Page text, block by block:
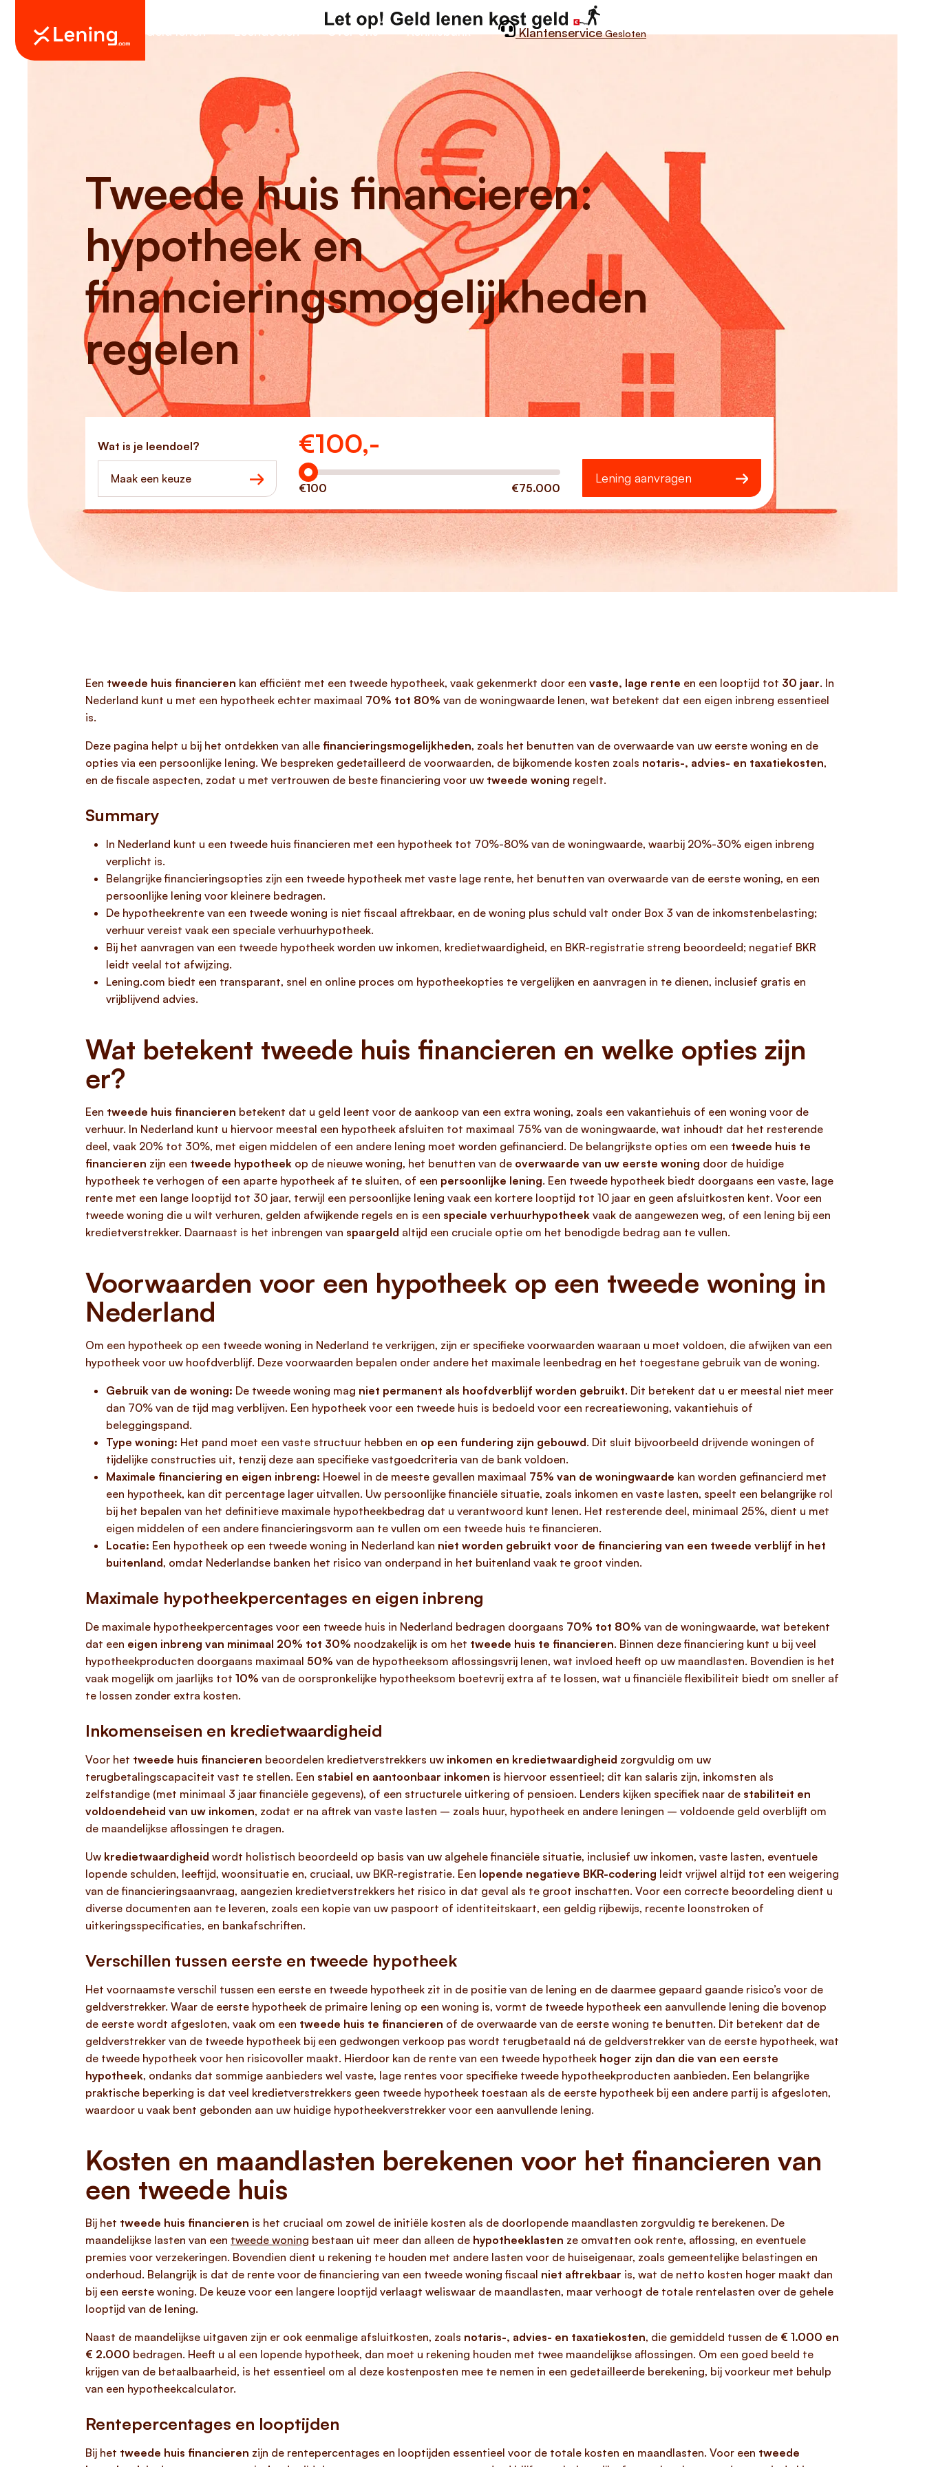
Geld lenen Leendoelen Over ons Kennisbank Klantenservice Gesloten
Tweede huis financieren:
hypotheek en
financieringsmogelijkheden
regelen
Wat is je leendoel?
Maak een keuze
€100,-
Hoeveel wilt u lenen?
€100 €75.000
Lening aanvragen
Een tweede huis financieren kan efficiënt met een tweede hypotheek, vaak gekenmerkt door een vaste, lage rente en een looptijd tot 30 jaar. In
Nederland kunt u met een hypotheek echter maximaal 70% tot 80% van de woningwaarde lenen, wat betekent dat een eigen inbreng essentieel
is.
Deze pagina helpt u bij het ontdekken van alle financieringsmogelijkheden, zoals het benutten van de overwaarde van uw eerste woning en de
opties via een persoonlijke lening. We bespreken gedetailleerd de voorwaarden, de bijkomende kosten zoals notaris-, advies- en taxatiekosten,
en de fiscale aspecten, zodat u met vertrouwen de beste financiering voor uw tweede woning regelt.
Summary
In Nederland kunt u een tweede huis financieren met een hypotheek tot 70%-80% van de woningwaarde, waarbij 20%-30% eigen inbreng
verplicht is.
Belangrijke financieringsopties zijn een tweede hypotheek met vaste lage rente, het benutten van overwaarde van de eerste woning, en een
persoonlijke lening voor kleinere bedragen.
De hypotheekrente van een tweede woning is niet fiscaal aftrekbaar, en de woning plus schuld valt onder Box 3 van de inkomstenbelasting;
verhuur vereist vaak een speciale verhuurhypotheek.
Bij het aanvragen van een tweede hypotheek worden uw inkomen, kredietwaardigheid, en BKR-registratie streng beoordeeld; negatief BKR
leidt veelal tot afwijzing.
Lening.com biedt een transparant, snel en online proces om hypotheekopties te vergelijken en aanvragen in te dienen, inclusief gratis en
vrijblijvend advies.
Wat betekent tweede huis financieren en welke opties zijn
er?
Een tweede huis financieren betekent dat u geld leent voor de aankoop van een extra woning, zoals een vakantiehuis of een woning voor de
verhuur. In Nederland kunt u hiervoor meestal een hypotheek afsluiten tot maximaal 75% van de woningwaarde, wat inhoudt dat het resterende
deel, vaak 20% tot 30%, met eigen middelen of een andere lening moet worden gefinancierd. De belangrijkste opties om een tweede huis te
financieren zijn een tweede hypotheek op de nieuwe woning, het benutten van de overwaarde van uw eerste woning door de huidige
hypotheek te verhogen of een aparte hypotheek af te sluiten, of een persoonlijke lening. Een tweede hypotheek biedt doorgaans een vaste, lage
rente met een lange looptijd tot 30 jaar, terwijl een persoonlijke lening vaak een kortere looptijd tot 10 jaar en geen afsluitkosten kent. Voor een
tweede woning die u wilt verhuren, gelden afwijkende regels en is een speciale verhuurhypotheek vaak de aangewezen weg, of een lening bij een
kredietverstrekker. Daarnaast is het inbrengen van spaargeld altijd een cruciale optie om het benodigde bedrag aan te vullen.
Voorwaarden voor een hypotheek op een tweede woning in
Nederland
Om een hypotheek op een tweede woning in Nederland te verkrijgen, zijn er specifieke voorwaarden waaraan u moet voldoen, die afwijken van een
hypotheek voor uw hoofdverblijf. Deze voorwaarden bepalen onder andere het maximale leenbedrag en het toegestane gebruik van de woning.
Gebruik van de woning: De tweede woning mag niet permanent als hoofdverblijf worden gebruikt. Dit betekent dat u er meestal niet meer
dan 70% van de tijd mag verblijven. Een hypotheek voor een tweede huis is bedoeld voor een recreatiewoning, vakantiehuis of
beleggingspand.
Type woning: Het pand moet een vaste structuur hebben en op een fundering zijn gebouwd. Dit sluit bijvoorbeeld drijvende woningen of
tijdelijke constructies uit, tenzij deze aan specifieke vastgoedcriteria van de bank voldoen.
Maximale financiering en eigen inbreng: Hoewel in de meeste gevallen maximaal 75% van de woningwaarde kan worden gefinancierd met
een hypotheek, kan dit percentage lager uitvallen. Uw persoonlijke financiële situatie, zoals inkomen en vaste lasten, speelt een belangrijke rol
bij het bepalen van het definitieve maximale hypotheekbedrag dat u verantwoord kunt lenen. Het resterende deel, minimaal 25%, dient u met
eigen middelen of een andere financieringsvorm aan te vullen om een tweede huis te financieren.
Locatie: Een hypotheek op een tweede woning in Nederland kan niet worden gebruikt voor de financiering van een tweede verblijf in het
buitenland, omdat Nederlandse banken het risico van onderpand in het buitenland vaak te groot vinden.
Maximale hypotheekpercentages en eigen inbreng
De maximale hypotheekpercentages voor een tweede huis in Nederland bedragen doorgaans 70% tot 80% van de woningwaarde, wat betekent
dat een eigen inbreng van minimaal 20% tot 30% noodzakelijk is om het tweede huis te financieren. Binnen deze financiering kunt u bij veel
hypotheekproducten doorgaans maximaal 50% van de hypotheeksom aflossingsvrij lenen, wat invloed heeft op uw maandlasten. Bovendien is het
vaak mogelijk om jaarlijks tot 10% van de oorspronkelijke hypotheeksom boetevrij extra af te lossen, wat u financiële flexibiliteit biedt om sneller af
te lossen zonder extra kosten.
Inkomenseisen en kredietwaardigheid
Voor het tweede huis financieren beoordelen kredietverstrekkers uw inkomen en kredietwaardigheid zorgvuldig om uw
terugbetalingscapaciteit vast te stellen. Een stabiel en aantoonbaar inkomen is hiervoor essentieel; dit kan salaris zijn, inkomsten als
zelfstandige (met minimaal 3 jaar financiële gegevens), of een structurele uitkering of pensioen. Lenders kijken specifiek naar de stabiliteit en
voldoendeheid van uw inkomen, zodat er na aftrek van vaste lasten – zoals huur, hypotheek en andere leningen – voldoende geld overblijft om
de maandelijkse aflossingen te dragen.
Uw kredietwaardigheid wordt holistisch beoordeeld op basis van uw algehele financiële situatie, inclusief uw inkomen, vaste lasten, eventuele
lopende schulden, leeftijd, woonsituatie en, cruciaal, uw BKR-registratie. Een lopende negatieve BKR-codering leidt vrijwel altijd tot een weigering
van de financieringsaanvraag, aangezien kredietverstrekkers het risico in dat geval als te groot inschatten. Voor een correcte beoordeling dient u
diverse documenten aan te leveren, zoals een kopie van uw paspoort of identiteitskaart, een geldig rijbewijs, recente loonstroken of
uitkeringsspecificaties, en bankafschriften.
Verschillen tussen eerste en tweede hypotheek
Het voornaamste verschil tussen een eerste en tweede hypotheek zit in de positie van de lening en de daarmee gepaard gaande risico’s voor de
geldverstrekker. Waar de eerste hypotheek de primaire lening op een woning is, vormt de tweede hypotheek een aanvullende lening die bovenop
de eerste wordt afgesloten, vaak om een tweede huis te financieren of de overwaarde van de eerste woning te benutten. Dit betekent dat de
geldverstrekker van de tweede hypotheek bij een gedwongen verkoop pas wordt terugbetaald ná de geldverstrekker van de eerste hypotheek, wat
de tweede hypotheek voor hen risicovoller maakt. Hierdoor kan de rente van een tweede hypotheek hoger zijn dan die van een eerste
hypotheek, ondanks dat sommige aanbieders wel vaste, lage rentes voor specifieke tweede hypotheekproducten aanbieden. Een belangrijke
praktische beperking is dat veel kredietverstrekkers geen tweede hypotheek toestaan als de eerste hypotheek bij een andere partij is afgesloten,
waardoor u vaak bent gebonden aan uw huidige hypotheekverstrekker voor een aanvullende lening.
Kosten en maandlasten berekenen voor het financieren van
een tweede huis
Bij het tweede huis financieren is het cruciaal om zowel de initiële kosten als de doorlopende maandlasten zorgvuldig te berekenen. De
maandelijkse lasten van een tweede woning bestaan uit meer dan alleen de hypotheeklasten ze omvatten ook rente, aflossing, en eventuele
premies voor verzekeringen. Bovendien dient u rekening te houden met andere lasten voor de huiseigenaar, zoals gemeentelijke belastingen en
onderhoud. Belangrijk is dat de rente voor de financiering van een tweede woning fiscaal niet aftrekbaar is, wat de netto kosten hoger maakt dan
bij een eerste woning. De keuze voor een langere looptijd verlaagt weliswaar de maandlasten, maar verhoogt de totale rentelasten over de gehele
looptijd van de lening.
Naast de maandelijkse uitgaven zijn er ook eenmalige afsluitkosten, zoals notaris-, advies- en taxatiekosten, die gemiddeld tussen de € 1.000 en
€ 2.000 bedragen. Heeft u al een lopende hypotheek, dan moet u rekening houden met twee maandelijkse aflossingen. Om een goed beeld te
krijgen van de betaalbaarheid, is het essentieel om al deze kostenposten mee te nemen in een gedetailleerde berekening, bij voorkeur met behulp
van een hypotheekcalculator.
Rentepercentages en looptijden
Bij het tweede huis financieren zijn de rentepercentages en looptijden essentieel voor de totale kosten en maandlasten. Voor een tweede